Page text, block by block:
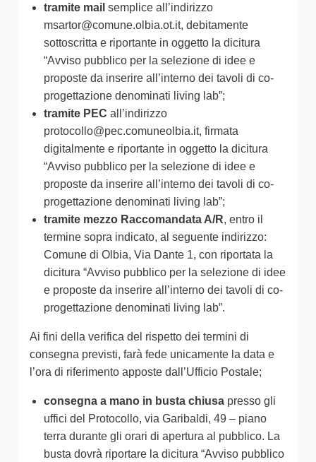
tramite mail semplice all’indirizzo
msartor@comune.olbia.ot.it, debitamente
sottoscritta e riportante in oggetto la dicitura
“Avviso pubblico per la selezione di idee e
proposte da inserire all’interno dei tavoli di co-
progettazione denominati living lab”;
tramite PEC all’indirizzo
protocollo@pec.comuneolbia.it, firmata
digitalmente e riportante in oggetto la dicitura
“Avviso pubblico per la selezione di idee e
proposte da inserire all’interno dei tavoli di co-
progettazione denominati living lab”;
tramite mezzo Raccomandata A/R, entro il
termine sopra indicato, al seguente indirizzo:
Comune di Olbia, Via Dante 1, con riportata la
dicitura “Avviso pubblico per la selezione di idee
e proposte da inserire all’interno dei tavoli di co-
progettazione denominati living lab”.
Ai fini della verifica del rispetto dei termini di
consegna previsti, farà fede unicamente la data e
l’ora di riferimento apposte dall’Ufficio Postale;
consegna a mano in busta chiusa presso gli
uffici del Protocollo, via Garibaldi, 49 – piano
terra durante gli orari di apertura al pubblico. La
busta dovrà riportare la dicitura “Avviso pubblico